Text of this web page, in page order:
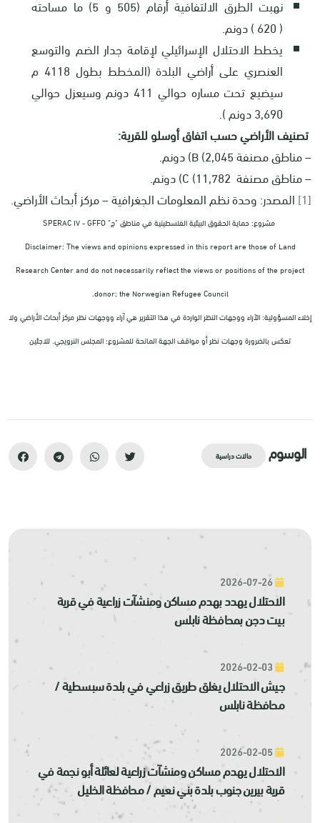
نهبت الطرق الالتفافية أرقام (505 و 5) ما مساحته
( 620 ) دونم.
يخطط الاحتلال الإسرائيلي لإقامة جدار الضم والتوسع
العنصري على أراضي البلدة (المخطط بطول 4118 م
سيضيع تحت مساره حوالي 411 دونم وسيعزل حوالي
3,690 دونم ).
تصنيف الأراضي حسب اتفاق أوسلو للقرية:
– مناطق مصنفةB (2,045) دونم.
– مناطق مصنفة 11,782)
C) دونم.
[1]المصدر: وحدة نظم المعلومات الجغرافية – مركز أبحاث الأراضي.
مشروع: حماية الحقوق البيئية الفلسطينية في مناطق "ج" SPERAC IV - GFFO
Disclaimer: The views and opinions expressed in this report are those of Land
Research Center and do not necessarily reflect the views or positions of the project
donor; the Norwegian Refugee Council.
إخلاء المسؤولية: الآراء ووجهات النظر الواردة في هذا التقرير هي آراء ووجهات نظر مركز أبحاث الأراضي ولا
تعكس بالضرورة وجهات نظر أو مواقف الجهة المانحة للمشروع؛ المجلس النرويجي. للاجئين
الوسوم حالات دراسية
الاحتلال يهدد بهدم مساكن ومنشآت زراعية في قرية
بيت دجن بمحافظة نابلس
جيش الاحتلال يغلق طريق زراعي في بلدة سبسطية /
محافظة نابلس
الاحتلال يهدم مساكن ومنشآت زراعية لعائلة أبو نجمة في
قرية بيرين جنوب بلدة بني نعيم / محافظة الخليل